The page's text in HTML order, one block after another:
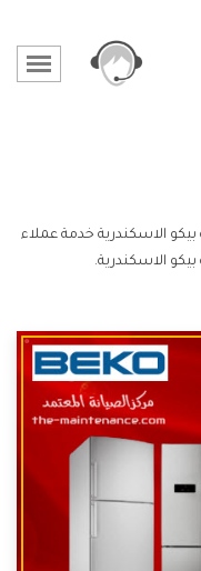
الاسكندرية خدمة عملاء
الاسكندرية.